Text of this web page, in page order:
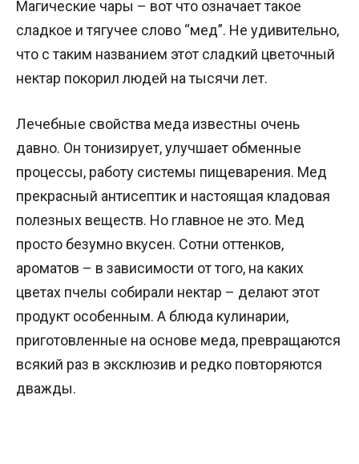
Магические чары – вот что означает такое
сладкое и тягучее слово “мед”. Не удивительно,
что с таким названием этот сладкий цветочный
нектар покорил людей на тысячи лет.
Лечебные свойства меда известны очень
давно. Он тонизирует, улучшает обменные
процессы, работу системы пищеварения. Мед
прекрасный антисептик и настоящая кладовая
полезных веществ. Но главное не это. Мед
просто безумно вкусен. Сотни оттенков,
ароматов – в зависимости от того, на каких
цветах пчелы собирали нектар – делают этот
продукт особенным. А блюда кулинарии,
приготовленные на основе меда, превращаются
всякий раз в эксклюзив и редко повторяются
дважды.